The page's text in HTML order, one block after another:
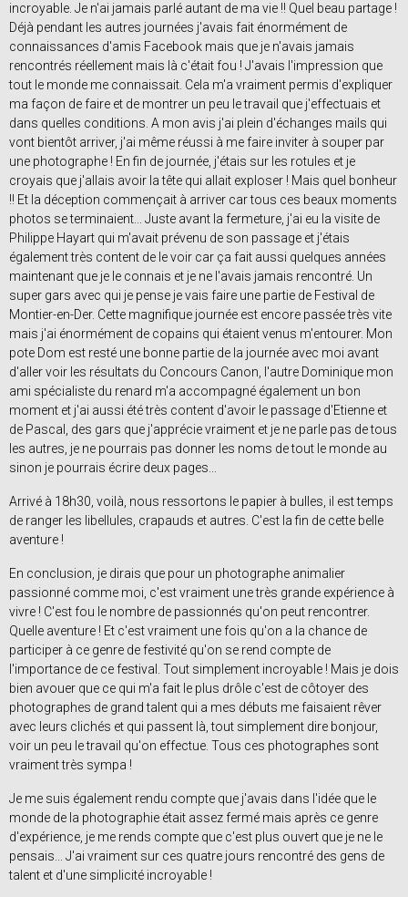
incroyable. Je n'ai jamais parlé autant de ma vie !! Quel beau partage !
Déjà pendant les autres journées j'avais fait énormément de
connaissances d'amis Facebook mais que je n'avais jamais
rencontrés réellement mais là c'était fou ! J'avais l'impression que
tout le monde me connaissait. Cela m'a vraiment permis d'expliquer
ma façon de faire et de montrer un peu le travail que j'effectuais et
dans quelles conditions. A mon avis j'ai plein d'échanges mails qui
vont bientôt arriver, j'ai même réussi à me faire inviter à souper par
une photographe ! En fin de journée, j'étais sur les rotules et je
croyais que j'allais avoir la tête qui allait exploser ! Mais quel bonheur
!! Et la déception commençait à arriver car tous ces beaux moments
photos se terminaient... Juste avant la fermeture, j'ai eu la visite de
Philippe Hayart qui m'avait prévenu de son passage et j'étais
également très content de le voir car ça fait aussi quelques années
maintenant que je le connais et je ne l'avais jamais rencontré. Un
super gars avec qui je pense je vais faire une partie de Festival de
Montier-en-Der. Cette magnifique journée est encore passée très vite
mais j'ai énormément de copains qui étaient venus m'entourer. Mon
pote Dom est resté une bonne partie de la journée avec moi avant
d'aller voir les résultats du Concours Canon, l'autre Dominique mon
ami spécialiste du renard m'a accompagné également un bon
moment et j'ai aussi été très content d'avoir le passage d'Etienne et
de Pascal, des gars que j'apprécie vraiment et je ne parle pas de tous
les autres, je ne pourrais pas donner les noms de tout le monde au
sinon je pourrais écrire deux pages...
Arrivé à 18h30, voilà, nous ressortons le papier à bulles, il est temps
de ranger les libellules, crapauds et autres. C'est la fin de cette belle
aventure !
En conclusion, je dirais que pour un photographe animalier
passionné comme moi, c'est vraiment une très grande expérience à
vivre ! C'est fou le nombre de passionnés qu'on peut rencontrer.
Quelle aventure ! Et c'est vraiment une fois qu'on a la chance de
participer à ce genre de festivité qu'on se rend compte de
l'importance de ce festival. Tout simplement incroyable ! Mais je dois
bien avouer que ce qui m'a fait le plus drôle c'est de côtoyer des
photographes de grand talent qui a mes débuts me faisaient rêver
avec leurs clichés et qui passent là, tout simplement dire bonjour,
voir un peu le travail qu'on effectue. Tous ces photographes sont
vraiment très sympa !
Je me suis également rendu compte que j'avais dans l'idée que le
monde de la photographie était assez fermé mais après ce genre
d'expérience, je me rends compte que c'est plus ouvert que je ne le
pensais... J'ai vraiment sur ces quatre jours rencontré des gens de
talent et d'une simplicité incroyable !